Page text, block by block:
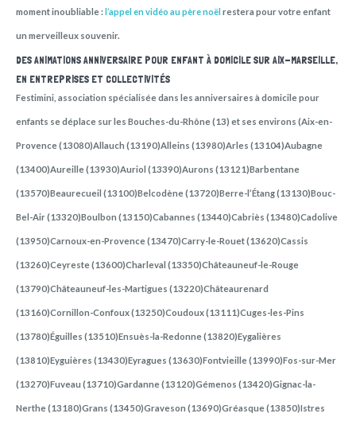
moment inoubliable :l’appel en vidéo au père noël restera pour votre enfant
un merveilleux souvenir.
DES ANIMATIONS ANNIVERSAIRE POUR ENFANT À DOMICILE SUR AIX-MARSEILLE,
EN ENTREPRISES ET COLLECTIVITÉS
Festimini, association spécialisée dans les anniversaires à domicile pour
enfants se déplace sur les Bouches-du-Rhône (13) et ses environs (Aix-en-
Provence (13080)Allauch (13190)Alleins (13980)Arles (13104)Aubagne
(13400)Aureille (13930)Auriol (13390)Aurons (13121)Barbentane
(13570)Beaurecueil (13100)Belcodène (13720)Berre-l’Étang (13130)Bouc-
Bel-Air (13320)Boulbon (13150)Cabannes (13440)Cabriès (13480)Cadolive
(13950)Carnoux-en-Provence (13470)Carry-le-Rouet (13620)Cassis
(13260)Ceyreste (13600)Charleval (13350)Châteauneuf-le-Rouge
(13790)Châteauneuf-les-Martigues (13220)Châteaurenard
(13160)Cornillon-Confoux (13250)Coudoux (13111)Cuges-les-Pins
(13780)Éguilles (13510)Ensuès-la-Redonne (13820)Eygalières
(13810)Eyguières (13430)Eyragues (13630)Fontvieille (13990)Fos-sur-Mer
(13270)Fuveau (13710)Gardanne (13120)Gémenos (13420)Gignac-la-
Nerthe (13180)Grans (13450)Graveson (13690)Gréasque (13850)Istres